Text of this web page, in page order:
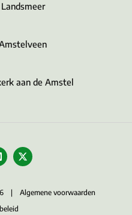
aan de Amstel
| Algemene voorwaarden